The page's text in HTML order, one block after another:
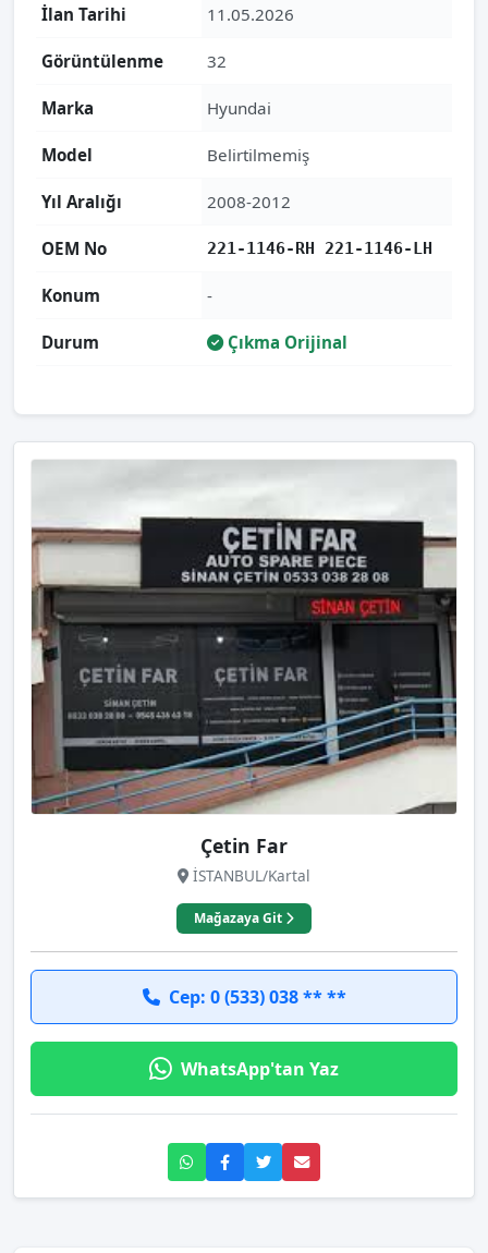
İlan Tarihi 11.05.2026
Görüntülenme 32
Marka Hyundai
Model Belirtilmemiş
Yıl Aralığı 2008-2012
OEM No 221-1146-RH 221-1146-LH
Konum -
Durum Çıkma Orijinal
Çetin Far
İSTANBUL/Kartal
Mağazaya Git
Cep: 0 (533) 038 ** **
WhatsApp'tan Yaz